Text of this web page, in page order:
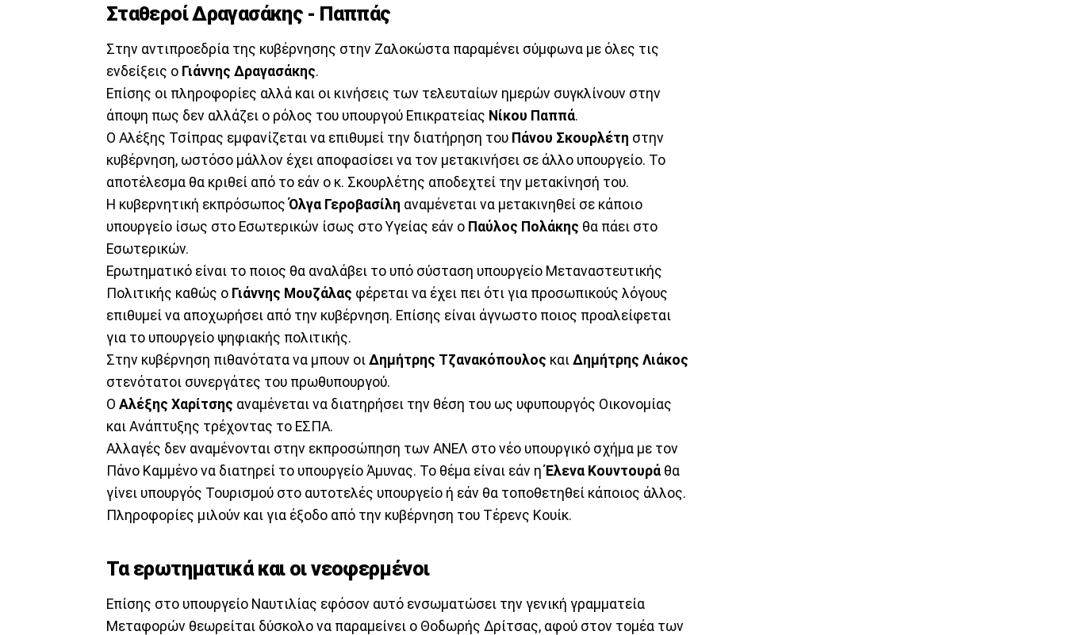
Σταθεροί Δραγασάκης - Παππάς
Στην αντιπροεδρία της κυβέρνησης στην Ζαλοκώστα παραμένει σύμφωνα με όλες τις
ενδείξεις ο Γιάννης Δραγασάκης.
Επίσης οι πληροφορίες αλλά και οι κινήσεις των τελευταίων ημερών συγκλίνουν στην
άποψη πως δεν αλλάζει ο ρόλος του υπουργού Επικρατείας Νίκου Παππά.
Ο Αλέξης Τσίπρας εμφανίζεται να επιθυμεί την διατήρηση του Πάνου Σκουρλέτη στην
κυβέρνηση, ωστόσο μάλλον έχει αποφασίσει να τον μετακινήσει σε άλλο υπουργείο. Το
αποτέλεσμα θα κριθεί από το εάν ο κ. Σκουρλέτης αποδεχτεί την μετακίνησή του.
Η κυβερνητική εκπρόσωποςΌλγα Γεροβασίλη αναμένεται να μετακινηθεί σε κάποιο
υπουργείο ίσως στο Εσωτερικών ίσως στο Υγείας εάν ο Παύλος Πολάκης θα πάει στο
Εσωτερικών.
Ερωτηματικό είναι το ποιος θα αναλάβει το υπό σύσταση υπουργείο Μεταναστευτικής
Πολιτικής καθώς ο Γιάννης Μουζάλας φέρεται να έχει πει ότι για προσωπικούς λόγους
επιθυμεί να αποχωρήσει από την κυβέρνηση. Επίσης είναι άγνωστο ποιος προαλείφεται
για το υπουργείο ψηφιακής πολιτικής.
Στην κυβέρνηση πιθανότατα να μπουν οι Δημήτρης Τζανακόπουλος και Δημήτρης Λιάκος
στενότατοι συνεργάτες του πρωθυπουργού.
Ο Αλέξης Χαρίτσης αναμένεται να διατηρήσει την θέση του ως υφυπουργός Οικονομίας
και Ανάπτυξης τρέχοντας το ΕΣΠΑ.
Αλλαγές δεν αναμένονται στην εκπροσώπηση των ΑΝΕΛ στο νέο υπουργικό σχήμα με τον
Πάνο Καμμένο να διατηρεί το υπουργείο Άμυνας. Το θέμα είναι εάν ηΈλενα Κουντουρά θα
γίνει υπουργός Τουρισμού στο αυτοτελές υπουργείο ή εάν θα τοποθετηθεί κάποιος άλλος.
Πληροφορίες μιλούν και για έξοδο από την κυβέρνηση του Τέρενς Κουίκ.
Τα ερωτηματικά και οι νεοφερμένοι
Επίσης στο υπουργείο Ναυτιλίας εφόσον αυτό ενσωματώσει την γενική γραμματεία
Μεταφορών θεωρείται δύσκολο να παραμείνει ο Θοδωρής Δρίτσας, αφού στον τομέα των